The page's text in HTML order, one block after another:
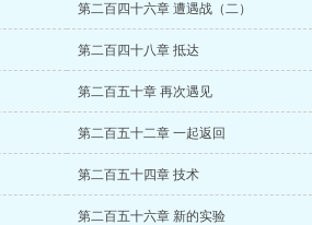
第二百四十六章 遭遇战（二）
第二百四十八章 抵达
第二百五十章 再次遇见
第二百五十二章 一起返回
第二百五十四章 技术
第二百五十六章 新的实验